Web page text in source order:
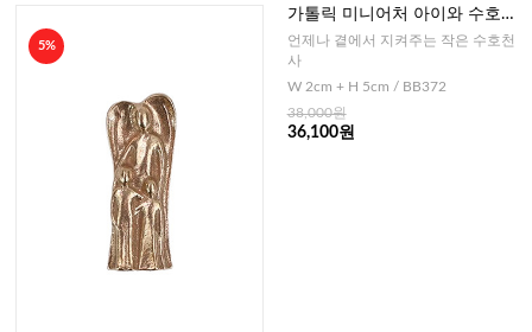
5%
가톨릭 미니어처 아이와 수호천
사(독일)-황동
언제나 곁에서 지켜주는 작은 수호천
사
W 2cm + H 5cm / BB372
38,000원
36,100원